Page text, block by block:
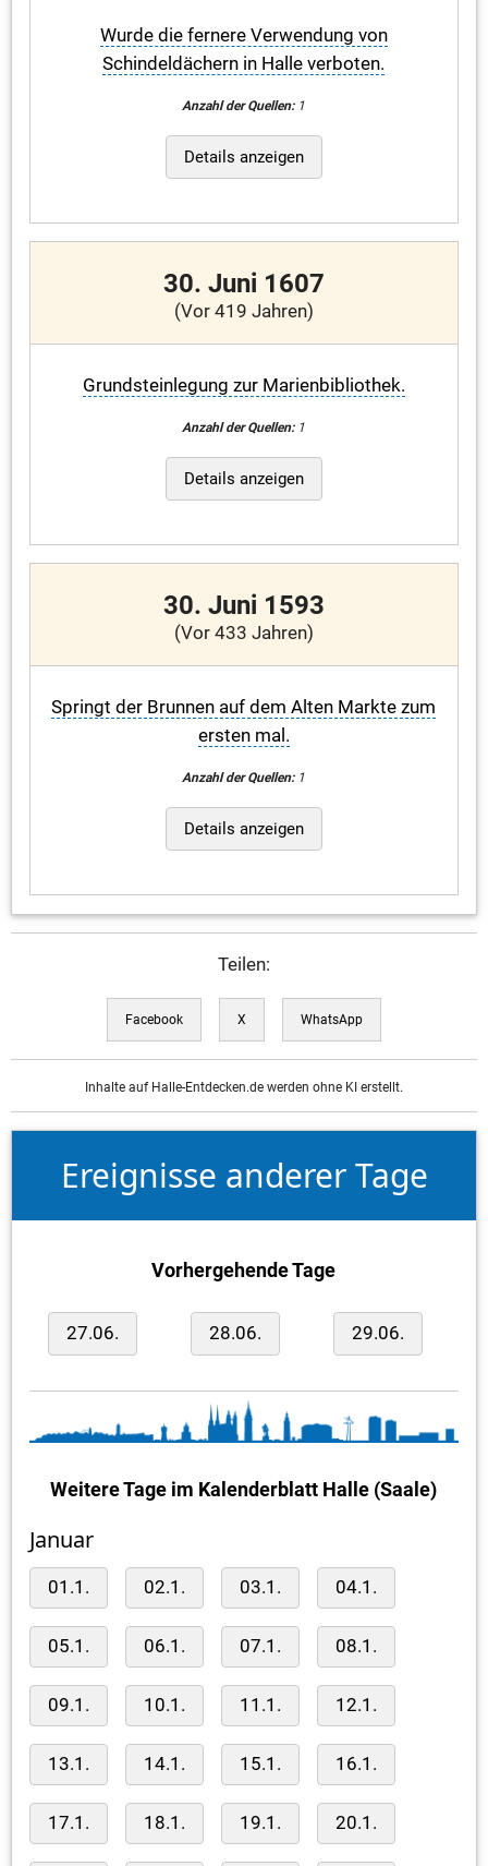
Wurde die fernere Verwendung von
Schindeldächern in Halle verboten.
Anzahl der Quellen:1
Details anzeigen
30. Juni 1607
(Vor 419 Jahren)
Grundsteinlegung zur Marienbibliothek.
Anzahl der Quellen:1
Details anzeigen
30. Juni 1593
(Vor 433 Jahren)
Springt der Brunnen auf dem Alten Markte zum
ersten mal.
Anzahl der Quellen:1
Details anzeigen
Teilen:
Facebook X WhatsApp
Inhalte auf Halle-Entdecken.de werden ohne KI erstellt.
Ereignisse anderer Tage
Vorhergehende Tage
27.06. 28.06. 29.06.
Weitere Tage im Kalenderblatt Halle (Saale)
Januar
01.1. 02.1. 03.1. 04.1.
05.1. 06.1. 07.1. 08.1.
09.1. 10.1. 11.1. 12.1.
13.1. 14.1. 15.1. 16.1.
17.1. 18.1. 19.1. 20.1.